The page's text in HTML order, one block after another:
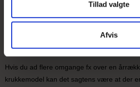
Tillad valgte
Afvis
størrelse på bunden på ca. 23 - 24 cm.
Jeg har købt de samme krukker flere
ikke farven er den samme?
Hvis du ad flere omgange fx over en
krukkemodel kan det sagtens være at der